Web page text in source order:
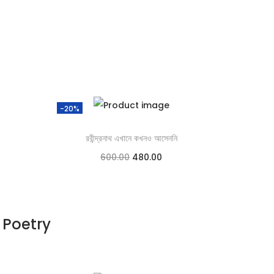
-20%
রবীন্দ্রনাথ এখানে কখনও আসেননি
600.00 480.00
Poetry